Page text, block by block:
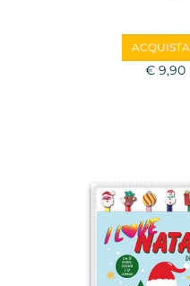
ACQUISTA
€ 9,90